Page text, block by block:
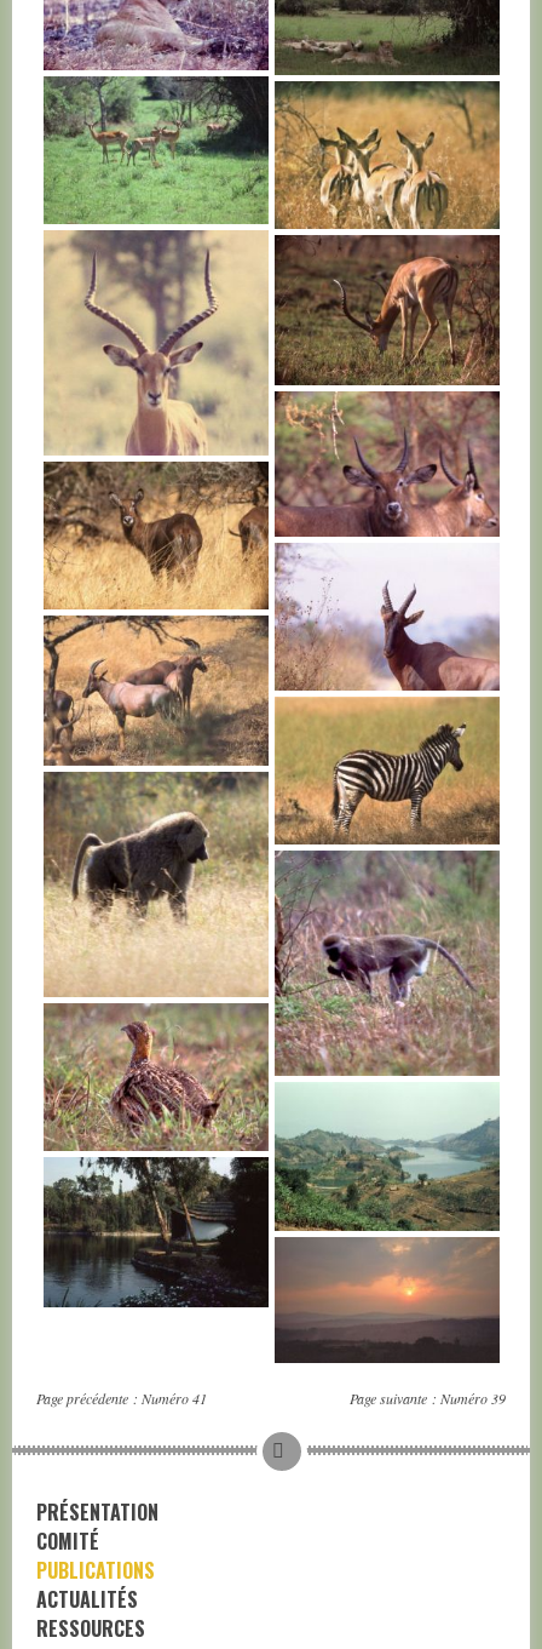
RWANDA RWANDA
RWANDA RWANDA
RWANDA
RWANDA
RWANDA
RWANDA
RWANDA
RWANDA
RWANDA
RWANDA
RWANDA
RWANDA
Page précédente : Numéro 41 Page suivante : Numéro 39
PRÉSENTATION
COMITÉ
PUBLICATIONS
ACTUALITÉS
RESSOURCES